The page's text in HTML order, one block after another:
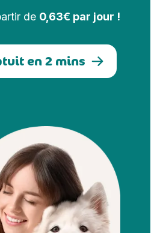
de 0,63€ par jour !
en 2 mins